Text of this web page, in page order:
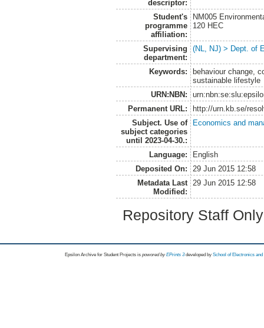
descriptor:
Student's
programme
affiliation:
NM005
120 HEC
Supervising
department:
(NL, NJ) > Dept. of
Keywords:
behaviour change,
sustainable lifestyle
URN:NBN:
Permanent URL:
http://urn.kb.se/
Subject. Use of
subject categories
until 2023-04-30.:
Economics and
Language:
English
Deposited On:
29 Jun 2015 12:58
Metadata Last
Modified:
29 Jun 2015 12:58
Repository Staff
Epsilon Archive for Student Projects is powored byEPrints 3 developed by School of Electronics